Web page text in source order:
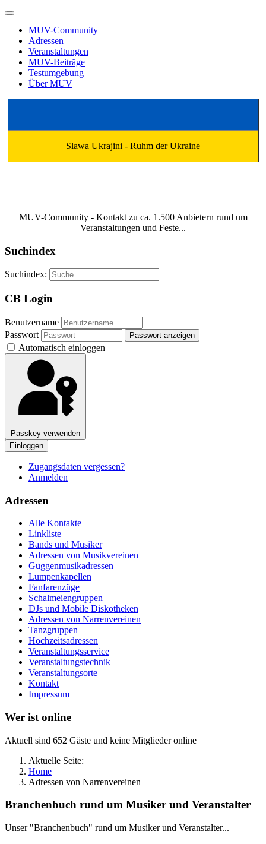
MUV-Community
Adressen
Veranstaltungen
MUV-Beiträge
Testumgebung
Über MUV
Slawa Ukrajini - Ruhm der Ukraine
MUV-Community - Kontakt zu ca. 1.500 Anbietern rund um
Veranstaltungen und Feste...
Suchindex
Suchindex:
CB Login
Benutzername
Passwort
Passwort anzeigen
Automatisch einloggen
Passkey verwenden
Einloggen
Zugangsdaten vergessen?
Anmelden
Adressen
Alle Kontakte
Linkliste
Bands und Musiker
Adressen von Musikvereinen
Guggenmusikadressen
Lumpenkapellen
Fanfarenzüge
Schalmeiengruppen
DJs und Mobile Diskotheken
Adressen von Narrenvereinen
Tanzgruppen
Hochzeitsadressen
Veranstaltungsservice
Veranstaltungstechnik
Veranstaltungsorte
Kontakt
Impressum
Wer ist online
Aktuell sind 652 Gäste und keine Mitglieder online
Aktuelle Seite:
Home
Adressen von Narrenvereinen
Branchenbuch rund um Musiker und Veranstalter
Unser "Branchenbuch" rund um Musiker und Veranstalter...